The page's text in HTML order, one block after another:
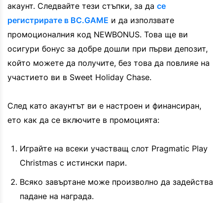
акаунт. Следвайте тези стъпки, за да се
регистрирате в BC.GAME и да използвате
промоционалния код NEWBONUS. Това ще ви
осигури бонус за добре дошли при първи депозит,
който можете да получите, без това да повлияе на
участието ви в Sweet Holiday Chase.
След като акаунтът ви е настроен и финансиран,
ето как да се включите в промоцията:
Играйте на всеки участващ слот Pragmatic Play
Christmas с истински пари.
Всяко завъртане може произволно да задейства
падане на награда.